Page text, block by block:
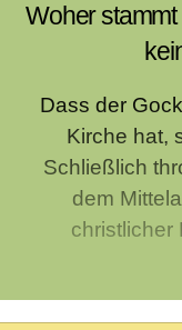
Woher
Dass der
Kirche hat,
Schließlich
dem
christlicher